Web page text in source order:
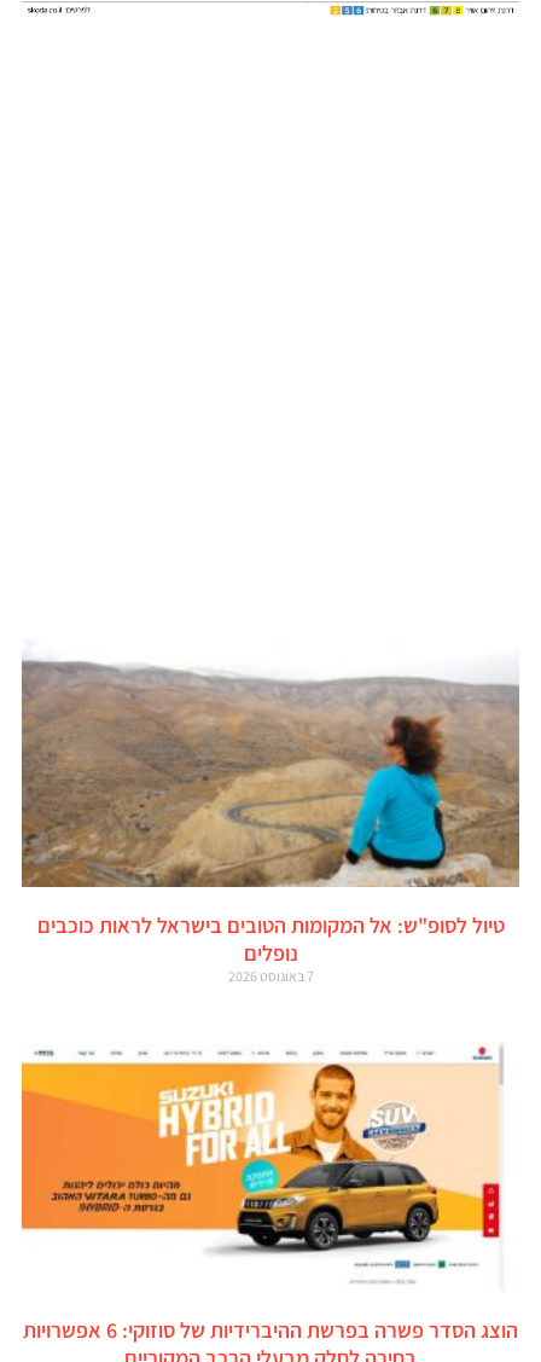
טיול לסופ"ש: אל המקומות הטובים בישראל לראות כוכבים
נופלים
7 באוגוסט 2026
הוצג הסדר פשרה בפרשת ההיברידיות של סוזוקי: 6 אפשרויות